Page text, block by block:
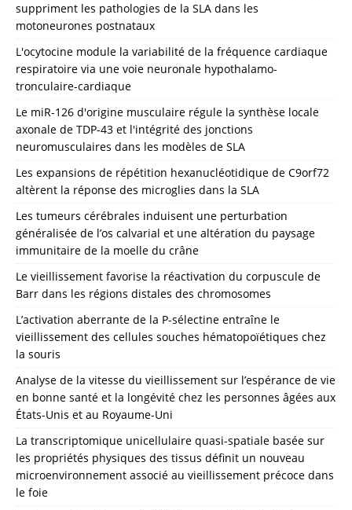
suppriment les pathologies de la SLA dans les
motoneurones postnataux
L'ocytocine module la variabilité de la fréquence cardiaque
respiratoire via une voie neuronale hypothalamo-
tronculaire-cardiaque
Le miR-126 d'origine musculaire régule la synthèse locale
axonale de TDP-43 et l'intégrité des jonctions
neuromusculaires dans les modèles de SLA
Les expansions de répétition hexanucléotidique de C9orf72
altèrent la réponse des microglies dans la SLA
Les tumeurs cérébrales induisent une perturbation
généralisée de l’os calvarial et une altération du paysage
immunitaire de la moelle du crâne
Le vieillissement favorise la réactivation du corpuscule de
Barr dans les régions distales des chromosomes
L’activation aberrante de la P-sélectine entraîne le
vieillissement des cellules souches hématopoïétiques chez
la souris
Analyse de la vitesse du vieillissement sur l’espérance de vie
en bonne santé et la longévité chez les personnes âgées aux
États-Unis et au Royaume-Uni
La transcriptomique unicellulaire quasi-spatiale basée sur
les propriétés physiques des tissus définit un nouveau
microenvironnement associé au vieillissement précoce dans
le foie